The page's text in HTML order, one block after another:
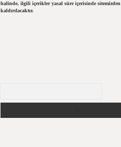
halinde, ilgili içerikler yasal süre içerisinde sitemizden
kaldırılacaktır.